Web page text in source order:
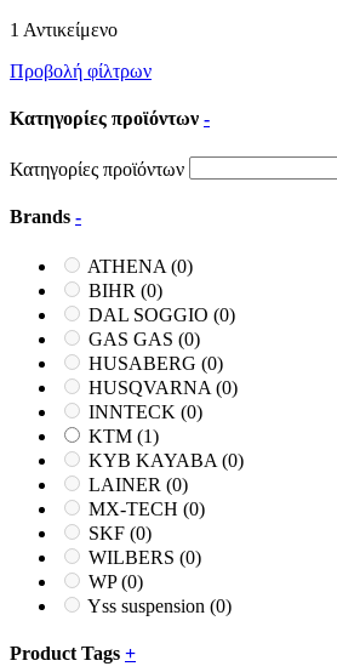
1 Αντικείμενο
Προβολή φίλτρων
Κατηγορίες προϊόντων -
Κατηγορίες προϊόντων
Brands -
ATHENA (0)
BIHR (0)
DAL SOGGIO (0)
GAS GAS (0)
HUSABERG (0)
HUSQVARNA (0)
INNTECK (0)
KTM (1)
KYB KAYABA (0)
LAINER (0)
MX-TECH (0)
SKF (0)
WILBERS (0)
WP(0)
Yss suspension (0)
Product Tags +